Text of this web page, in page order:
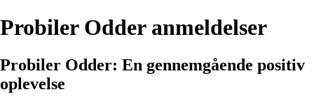
Probiler Odder anmeldelser
Probiler Odder: En gennemgående positiv
oplevelse